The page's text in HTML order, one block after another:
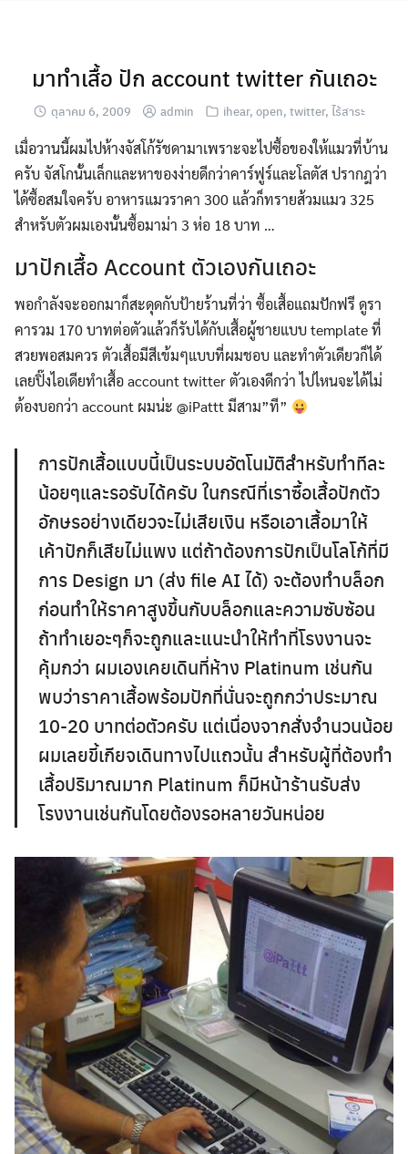
มาทำเสื้อ ปัก account twitter กันเถอะ
ตุลาคม 6, 2009 admin ihear, open, twitter, ไร้สาระ
เมื่อวานนี้ผมไปห้างจัสโก้รัชดามาเพราะจะไปซื้อของให้แมวที่บ้าน
ครับ จัสโกนั้นเล็กและหาของง่ายดีกว่าคาร์ฟูร์และโลตัส ปรากฎว่า
ได้ซื้อสมใจครับ อาหารแมวราคา 300 แล้วก็ทรายส้วมแมว 325
สำหรับตัวผมเองนั้นซื้อมาม่า 3 ห่อ 18 บาท …
มาปักเสื้อ Account ตัวเองกันเถอะ
พอกำลังจะออกมาก็สะดุดกับป้ายร้านที่ว่า ซื้อเสื้อแถมปักฟรี ดูรา
คารวม 170 บาทต่อตัวแล้วก็รับได้กับเสื้อผู้ชายแบบ template ที่
สวยพอสมควร ตัวเสื้อมีสีเข้มๆแบบที่ผมชอบ และทำตัวเดียวก็ได้
เลยปิ๊งไอเดียทำเสื้อ account twitter ตัวเองดีกว่า ไปไหนจะได้ไม่
ต้องบอกว่า account ผมน่ะ @iPattt มีสาม”ที”
การปักเสื้อแบบนี้เป็นระบบอัตโนมัติสำหรับทำทีละ
น้อยๆและรอรับได้ครับ ในกรณีที่เราซื้อเสื้อปักตัว
อักษรอย่างเดียวจะไม่เสียเงิน หรือเอาเสื้อมาให้
เค้าปักก็เสียไม่แพง แต่ถ้าต้องการปักเป็นโลโก้ที่มี
การ Design มา (ส่ง file AI ได้) จะต้องทำบล็อก
ก่อนทำให้ราคาสูงขึ้นกับบล็อกและความซับซ้อน
ถ้าทำเยอะๆก็จะถูกและแนะนำให้ทำที่โรงงานจะ
คุ้มกว่า ผมเองเคยเดินที่ห้าง Platinum เช่นกัน
พบว่าราคาเสื้อพร้อมปักที่นั่นจะถูกกว่าประมาณ
10-20 บาทต่อตัวครับ แต่เนื่องจากสั่งจำนวนน้อย
ผมเลยขี้เกียจเดินทางไปแถวนั้น สำหรับผู้ที่ต้องทำ
เสื้อปริมาณมาก Platinum ก็มีหน้าร้านรับส่ง
โรงงานเช่นกันโดยต้องรอหลายวันหน่อย